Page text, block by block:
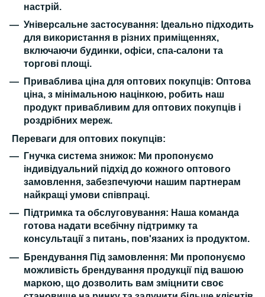
настрій.
Універсальне застосування: Ідеально підходить
для використання в різних приміщеннях,
включаючи будинки, офіси, спа-салони та
торгові площі.
Приваблива ціна для оптових покупців: Оптова
ціна, з мінімальною націнкою, робить наш
продукт привабливим для оптових покупців і
роздрібних мереж.
Переваги для оптових покупців:
Гнучка система знижок: Ми пропонуємо
індивідуальний підхід до кожного оптового
замовлення, забезпечуючи нашим партнерам
найкращі умови співпраці.
Підтримка та обслуговування: Наша команда
готова надати всебічну підтримку та
консультації з питань, пов'язаних із продуктом.
Брендування Під замовлення: Ми пропонуємо
можливість брендування продукції під вашою
маркою, що дозволить вам зміцнити своє